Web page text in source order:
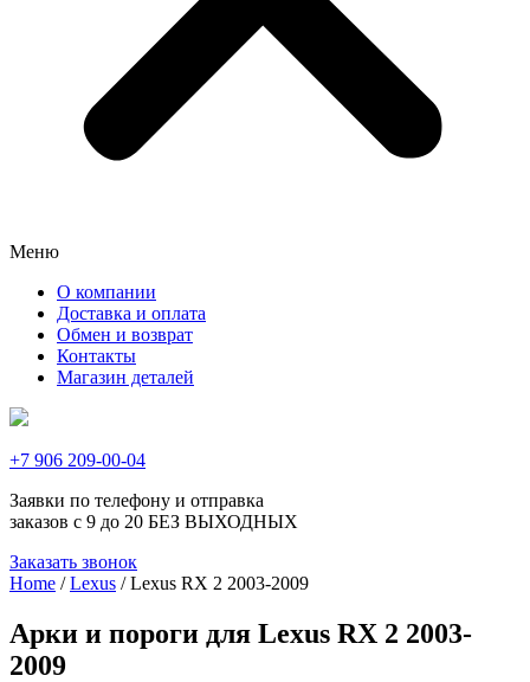
Меню
О компании
Доставка и оплата
Обмен и возврат
Контакты
Магазин деталей
+7 906 209-00-04
Заявки по телефону и отправка
заказов с 9 до 20 БЕЗ ВЫХОДНЫХ
Заказать звонок
Home /Lexus / Lexus RX 2 2003-2009
Арки и пороги для Lexus RX 2 2003-
2009